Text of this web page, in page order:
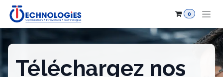
Se rendre au contenu
0
Téléchargez nos